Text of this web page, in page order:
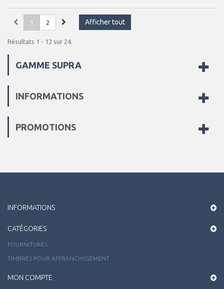
Afficher tout
1 2
Résultats 1 - 12 sur 24.
GAMME SUPRA
INFORMATIONS
PROMOTIONS
INFORMATIONS
CATÉGORIES
FOURNITURES
TIMBRES POUR AFFRANCHISSEMENT
MON COMPTE